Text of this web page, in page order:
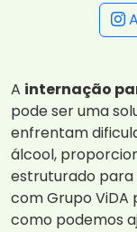
A internação
pode ser uma
enfrentam
álcool,
estruturado
com Grupo
como podemos